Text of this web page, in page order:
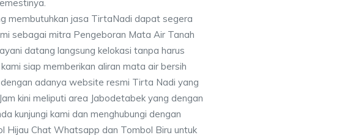
membutuhkan jasa TirtaNadi dapat segera
sebagai mitra Pengeboran Mata Air Tanah
datang langsung kelokasi tanpa harus
siap memberikan aliran mata air bersih
adanya website resmi Tirta Nadi yang
kini meliputi area Jabodetabek yang dengan
kunjungi kami dan menghubungi dengan
Hijau Chat Whatsapp dan Tombol Biru untuk